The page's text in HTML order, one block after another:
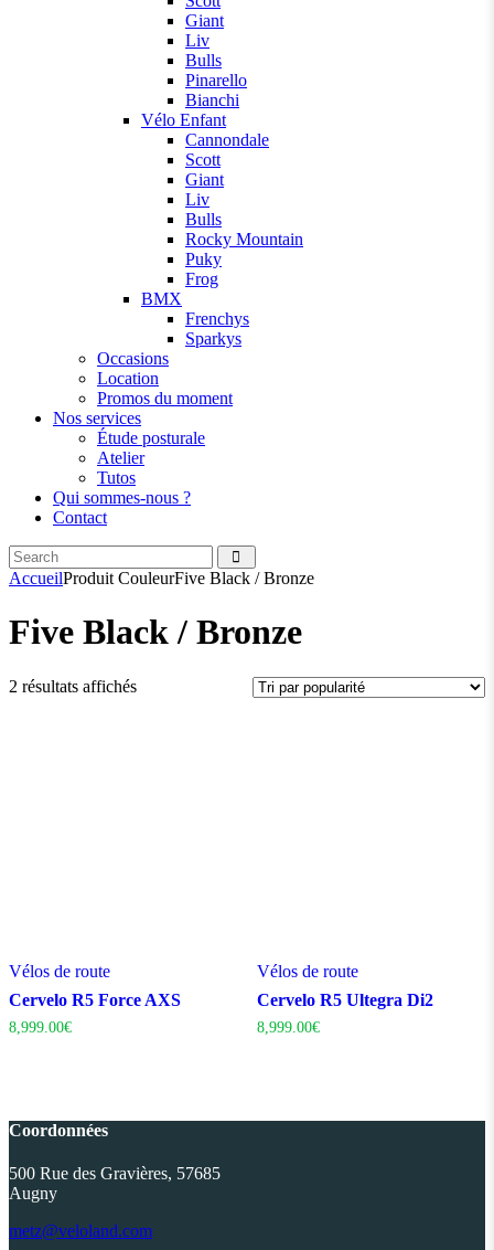
Giant
Liv
Bulls
Pinarello
Bianchi
Vélo Enfant
Cannondale
Scott
Giant
Liv
Bulls
Rocky Mountain
Puky
Frog
BMX
Frenchys
Sparkys
Occasions
Location
Promos du moment
Nos services
Étude posturale
Atelier
Tutos
Qui sommes-nous ?
Contact
Search
facebook
instagramm
AccueilProduit CouleurFive Black / Bronze
Five Black / Bronze
2 résultats affichésTrié
Vélos de route
Cervelo R5 Force AXS
8,999.00€
Vélos de route
Cervelo R5 Ultegra Di2
8,999.00€
Coordonnées
500 Rue des Gravières, 57685
Augny
metz@veloland.com